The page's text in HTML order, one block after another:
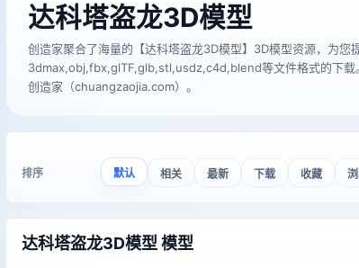
达科塔盗龙3D模型
创造家聚合了海量的【达科塔盗龙3D模型】3D模型资源，为您
3dmax,obj,fbx,glTF,glb,stl,usdz,c4d,blend等文件格式的下载
创造家（chuangzaojia.com）。
排序 默认 相关 最新 下载 收藏
达科塔盗龙3D模型 模型